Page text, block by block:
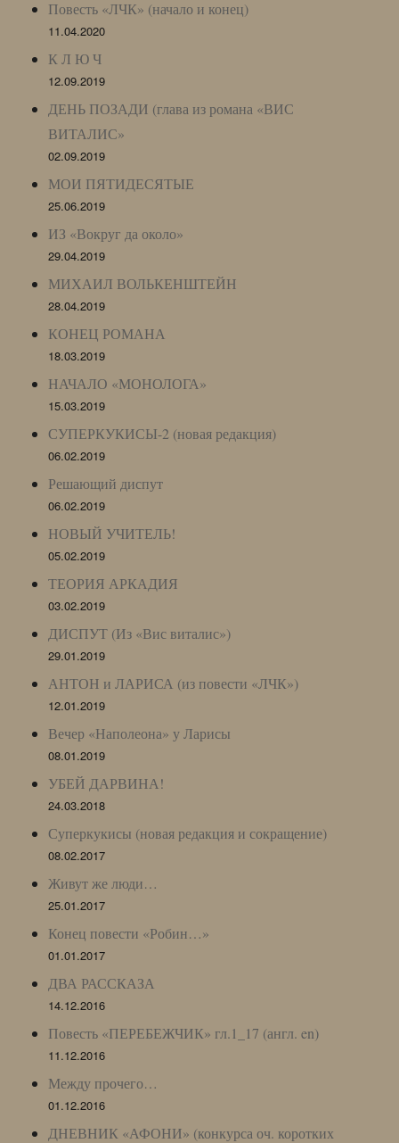
Повесть «ЛЧК» (начало и конец)
11.04.2020
К Л Ю Ч
12.09.2019
ДЕНЬ ПОЗАДИ (глава из романа «ВИС
ВИТАЛИС»
02.09.2019
МОИ ПЯТИДЕСЯТЫЕ
25.06.2019
ИЗ «Вокруг да около»
29.04.2019
МИХАИЛ ВОЛЬКЕНШТЕЙН
28.04.2019
КОНЕЦ РОМАНА
18.03.2019
НАЧАЛО «МОНОЛОГА»
15.03.2019
СУПЕРКУКИСЫ-2 (новая редакция)
06.02.2019
Решающий диспут
06.02.2019
НОВЫЙ УЧИТЕЛЬ!
05.02.2019
ТЕОРИЯ АРКАДИЯ
03.02.2019
ДИСПУТ (Из «Вис виталис»)
29.01.2019
АНТОН и ЛАРИСА (из повести «ЛЧК»)
12.01.2019
Вечер «Наполеона» у Ларисы
08.01.2019
УБЕЙ ДАРВИНА!
24.03.2018
Суперкукисы (новая редакция и сокращение)
08.02.2017
Живут же люди…
25.01.2017
Конец повести «Робин…»
01.01.2017
ДВА РАССКАЗА
14.12.2016
Повесть «ПЕРЕБЕЖЧИК» гл.1_17 (англ. en)
11.12.2016
Между прочего…
01.12.2016
ДНЕВНИК «АФОНИ» (конкурса оч. коротких